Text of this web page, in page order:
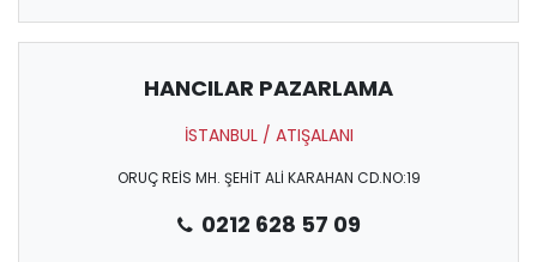
HANCILAR PAZARLAMA
İSTANBUL / ATIŞALANI
ORUÇ REİS MH. ŞEHİT ALİ KARAHAN CD.NO:19
0212 628 57 09